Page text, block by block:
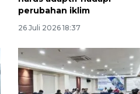
perubahan iklim
26 Juli 2026 18:37